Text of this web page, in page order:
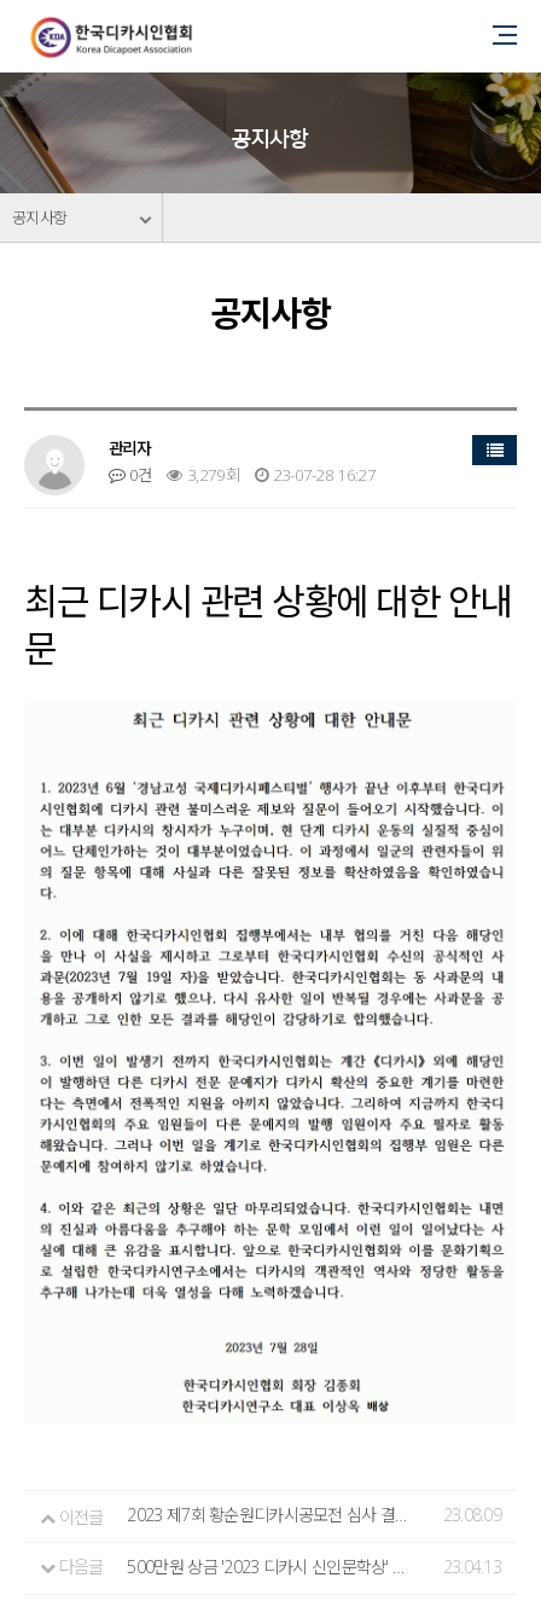
공지사항
공지사항
공지사항
관리자
0건
3,279회 23-07-28 16:27
목록
최근 디카시 관련 상황에 대한 안내
문
이전글 23.08.09
다음글 23.04.13